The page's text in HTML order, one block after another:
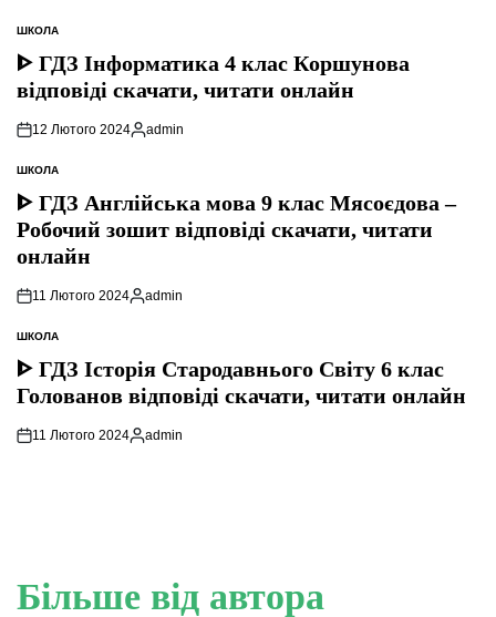
ОПУБЛІКУВАТИ
У
ШКОЛА
ᐈ ГДЗ Інформатика 4 клас Коршунова
відповіді скачати, читати онлайн
12 Лютого 2024
Опубліковано
admin
ОПУБЛІКУВАТИ
У
ШКОЛА
ᐈ ГДЗ Англійська мова 9 клас Мясоєдова –
Робочий зошит відповіді скачати, читати
онлайн
11 Лютого 2024
Опубліковано
admin
ОПУБЛІКУВАТИ
У
ШКОЛА
ᐈ ГДЗ Історія Стародавнього Свiту 6 клас
Голованов відповіді скачати, читати онлайн
11 Лютого 2024
Опубліковано
admin
Більше від автора